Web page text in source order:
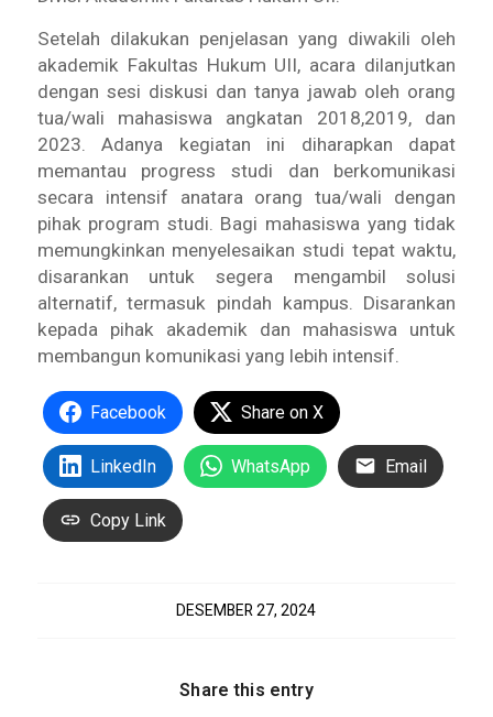
Setelah dilakukan penjelasan yang diwakili oleh
akademik Fakultas Hukum UII, acara dilanjutkan
dengan sesi diskusi dan tanya jawab oleh orang
tua/wali mahasiswa angkatan 2018,2019, dan
2023. Adanya kegiatan ini diharapkan dapat
memantau progress studi dan berkomunikasi
secara intensif anatara orang tua/wali dengan
pihak program studi. Bagi mahasiswa yang tidak
memungkinkan menyelesaikan studi tepat waktu,
disarankan untuk segera mengambil solusi
alternatif, termasuk pindah kampus. Disarankan
kepada pihak akademik dan mahasiswa untuk
membangun komunikasi yang lebih intensif.
Facebook Share on X
LinkedIn WhatsApp Email
Copy Link
DESEMBER 27, 2024
Share this entry